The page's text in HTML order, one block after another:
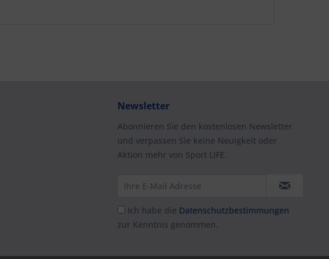
Newsletter
Abonnieren Sie den kostenlosen Newsletter
und verpassen Sie keine Neuigkeit oder
Aktion mehr von Sport LIFE.
Ich habe die Datenschutzbestimmungen
zur Kenntnis genommen.